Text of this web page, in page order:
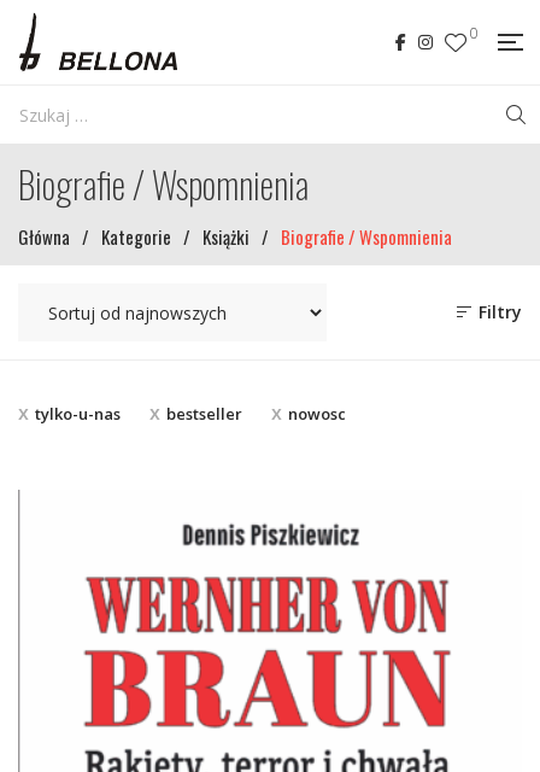
0
Biografie / Wspomnienia
Główna / Kategorie / Książki / Biografie / Wspomnienia
Filtry
tylko-u-nas bestseller nowosc